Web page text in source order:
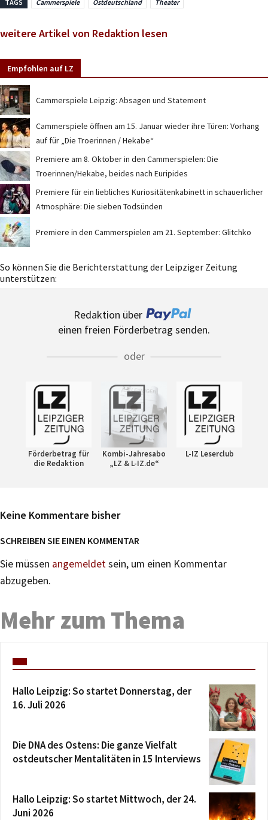
TAGS Cammerspiele Ostdeutschland Theater
weitere Artikel von Redaktion lesen
Empfohlen auf LZ
Cammerspiele Leipzig: Absagen und Statement
Cammerspiele öffnen am 15. Januar wieder ihre Türen: Vorhang
auf für „Die Troerinnen / Hekabe“
Premiere am 8. Oktober in den Cammerspielen: Die
Troerinnen/Hekabe, beides nach Euripides
Premiere für ein liebliches Kuriositätenkabinett in schauerlicher
Atmosphäre: Die sieben Todsünden
Premiere in den Cammerspielen am 21. September: Glitchko
So können Sie die Berichterstattung der Leipziger Zeitung
unterstützen:
Redaktion über
einen freien Förderbetrag senden.
oder
Förderbetrag für
die Redaktion
Kombi-Jahresabo
„LZ & L-IZ.de“
L-IZ Leserclub
Keine Kommentare bisher
SCHREIBEN SIE EINEN KOMMENTAR
Sie müssen angemeldetsein, um einen Kommentar
abzugeben.
Mehr zum Thema
Hallo Leipzig: So startet Donnerstag, der
16. Juli 2026
Die DNA des Ostens: Die ganze Vielfalt
ostdeutscher Mentalitäten in 15 Interviews
Hallo Leipzig: So startet Mittwoch, der 24.
Juni 2026